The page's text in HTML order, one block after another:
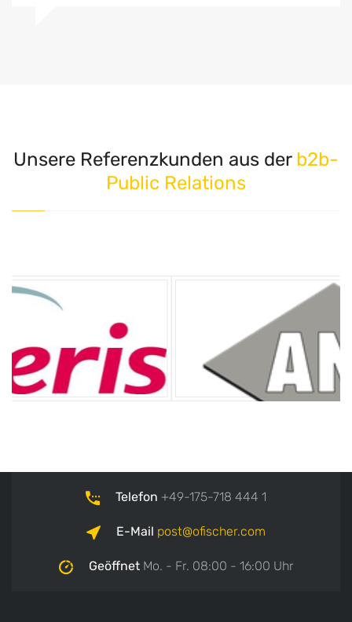
Unsere Referenzkunden aus der b2b-
Public Relations
Telefon +49-175-718 444 1
E-Mail post ofischer.com
GeöffnetMo. - Fr. 08:00 - 16:00 Uhr